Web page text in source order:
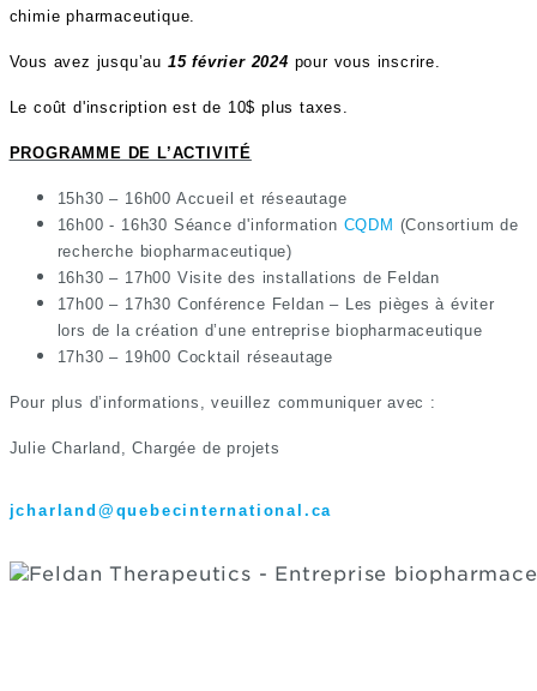
chimie pharmaceutique.
Vous avez jusqu’au 15 février 2024 pour vous inscrire.
Le coût d'inscription est de 10$ plus taxes.
PROGRAMME DE L’ACTIVITÉ
15h30 – 16h00 Accueil et réseautage
16h00 - 16h30 Séance d'information CQDM (Consortium de
recherche biopharmaceutique)
16h30 – 17h00 Visite des installations de Feldan
17h00 – 17h30 Conférence Feldan – Les pièges à éviter
lors de la création d’une entreprise biopharmaceutique
17h30 – 19h00 Cocktail réseautage
Pour plus d’informations, veuillez communiquer avec :
Julie Charland,Chargée de projets
jcharland@quebecinternational.ca